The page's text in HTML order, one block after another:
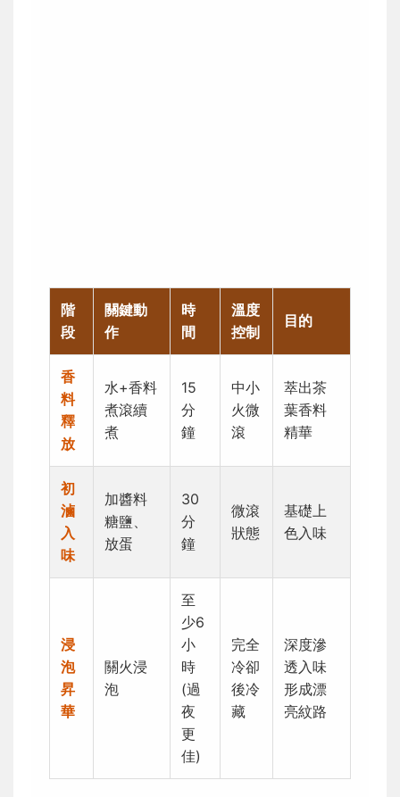
階
段
關鍵動
作
時
間
溫度
控制
目的
香
料
釋
放
水+香料
煮滾續
煮
15
分
鐘
中小
火微
滾
萃出茶
葉香料
精華
初
滷
入
味
加醬料
糖鹽、
放蛋
30
分
鐘
微滾
狀態
基礎上
色入味
浸
泡
昇
華
關火浸
泡
至
少6
小
時
(過
夜
更
佳)
完全
冷卻
後冷
藏
深度滲
透入味
形成漂
亮紋路